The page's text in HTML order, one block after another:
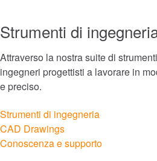
Attività
Automazione, robotica e
Strumenti di
Attraverso la nostra suite di
ingegneri progettisti a lavorare in
e preciso.
Strumenti di ingegneria
CAD Drawings
Conoscenza e supporto